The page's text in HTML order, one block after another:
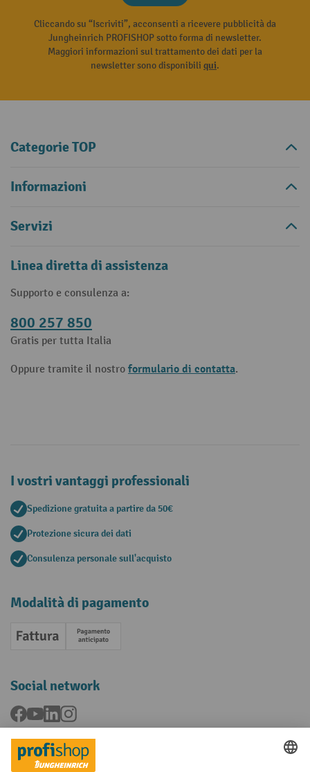
Cliccando su “Iscriviti”, acconsenti a ricevere pubblicità da
Jungheinrich PROFISHOP sotto forma di newsletter.
Maggiori informazioni sul trattamento dei dati per la
newsletter sono disponibili qui.
Categorie TOP
Informazioni
Servizi
Linea diretta di assistenza
Supporto e consulenza a:
800 257 850
Gratis per tutta Italia
Oppure tramite il nostro formulario di contatta.
I vostri vantaggi professionali
Spedizione gratuita a partire da 50€
Protezione sicura dei dati
Consulenza personale sull'acquisto
Modalità di pagamento
Fattura Pagamento anticipato
Social network
Facebook
YouTubeLinkedInInstagram